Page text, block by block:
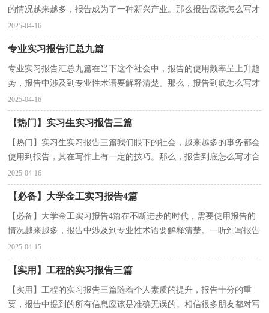
的情况越来越多，报告成为了一种新兴产业。那么报告应该怎么写才
合适呢？下面是小编为大家整理的专业实习报告3篇，...
2025-04-16
专业实习报告汇总九篇
专业实习报告汇总九篇在当下这个社会中，报告的使用频率呈上升趋
势，报告中涉及到专业性术语要解释清楚。那么，报告到底怎么写才
合适呢？以下是小编精心整理的专业实习报告9篇，欢迎...
2025-04-16
【热门】实习生实习报告三篇
【热门】实习生实习报告三篇我们眼下的社会，越来越多的事务都会
使用到报告，其在写作上有一定的技巧。那么，报告到底怎么写才合
适呢？下面是小编帮大家整理的实习生实习报告3篇，仅...
2025-04-16
【必备】大学金工实习报告4篇
【必备】大学金工实习报告4篇在不断进步的时代，需要使用报告的
情况越来越多，报告中涉及到专业性术语要解释清楚。一听到写报告
马上头昏脑涨？下面是小编为大家收集的大学金工实...
2025-04-15
【实用】工程的实习报告三篇
【实用】工程的实习报告三篇随着个人素质的提升，报告十分的重
要，报告中提到的所有信息应该是准确无误的。相信很多朋友都对写